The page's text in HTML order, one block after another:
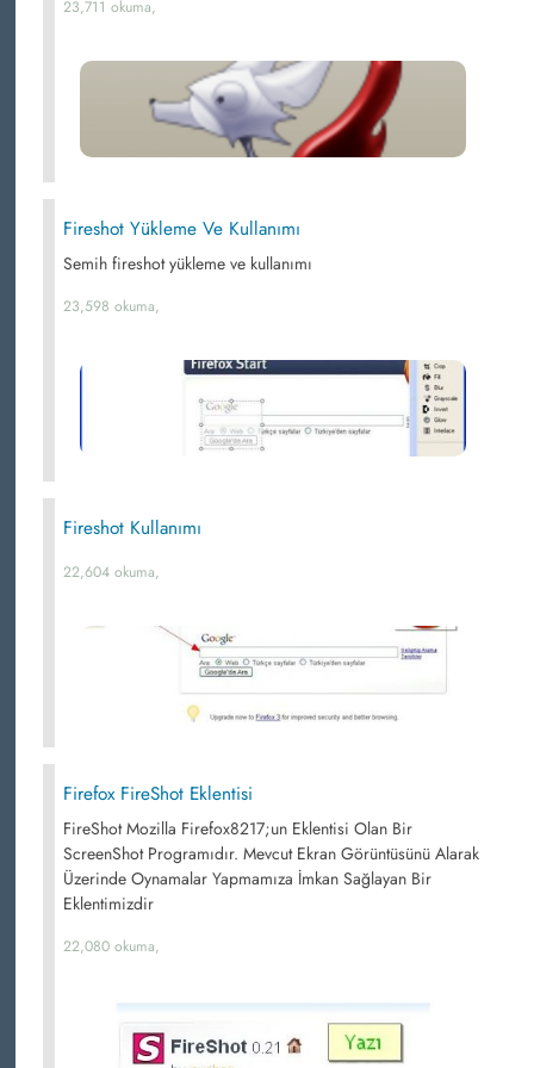
23,711 okuma,
Fireshot Yükleme Ve Kullanımı
Semih fireshot yükleme ve kullanımı
23,598 okuma,
Fireshot Kullanımı
22,604 okuma,
Firefox FireShot Eklentisi
FireShot Mozilla Firefox8217;un Eklentisi Olan Bir
ScreenShot Programıdır. Mevcut Ekran Görüntüsünü Alarak
Üzerinde Oynamalar Yapmamıza İmkan Sağlayan Bir
Eklentimizdir
22,080 okuma,